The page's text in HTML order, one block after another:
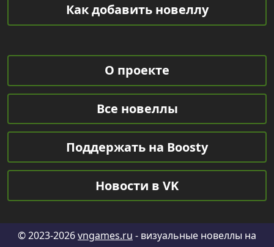
Как добавить новеллу
О проекте
Все новеллы
Поддержать на Boosty
Новости в VK
© 2023-2026vngames.ru - визуальные новеллы на